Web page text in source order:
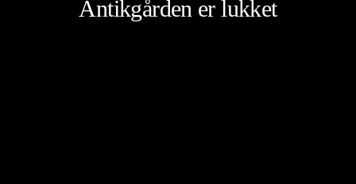
Antikgården er lukket